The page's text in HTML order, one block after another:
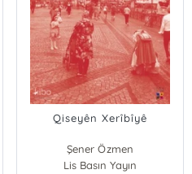
Qiseyên Xerîbîyê
Şener Özmen
Lis Basın Yayın